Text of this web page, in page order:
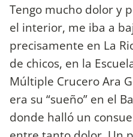
Tengo mucho dolor y
el interior, me iba a
precisamente en La
de chicos, en la
Múltiple Crucero Ara
era su “sueño” en el
donde halló un